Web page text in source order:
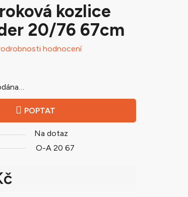
kozlice
20/76 67cm
hodnocení
POPTAT
Na dotaz
O-A 20 67